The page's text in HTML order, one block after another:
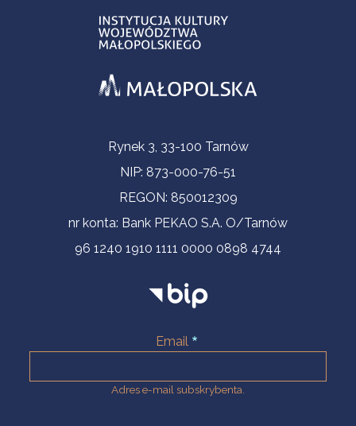
Informacje kontaktoweRynek 3, 33-100 Tarnów
NIP: 873-000-76-51
REGON: 850012309
nr konta: Bank PEKAO S.A. O/Tarnów
96 1240 1910 1111 0000 0898 4744
Email
Adres e-mail subskrybenta.